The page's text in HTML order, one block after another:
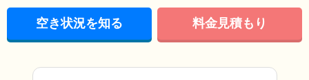
空き状況を知る 料金見積もり